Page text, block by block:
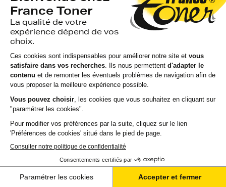
CANON
Recharge Encre
CANON GI50PGBK
(3386C001) - NOIR -
Format Standard
avis
11,95 €
CANON
CANON GI50C
(bleu) - Format
Standard
8,53 € HT
10,24 €